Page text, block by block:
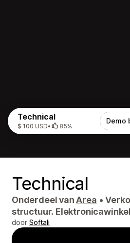
Technical
$ 100 USD• 85%
Demo
Technical
Onderdeel vanArea •
structuur.
door Softali